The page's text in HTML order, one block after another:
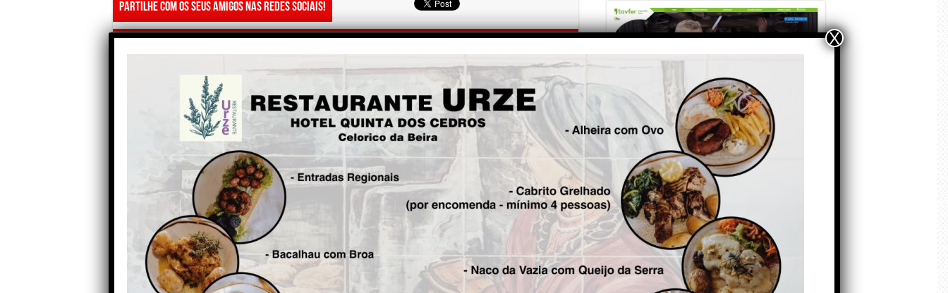
Partilhe com os seus amigos nas redes sociais!
“Crónicas de Lisboa”: Alma
Escondida e Amordaçada.
Autor: Serafim Marques
Aldeia de Folgosinho acolhe
três dias de actividades
dedicadas à gastronomia e à
natureza
OPINIÃO E CRÓNICAS
Matraquilhos… Autor:
Fernando Roldão
6 de Agosto de 2026
A marca Sporting em
todo o mundo está a
crescer atrás de
Ronaldo. Autor: Paulo
Freitas do Amaral
X